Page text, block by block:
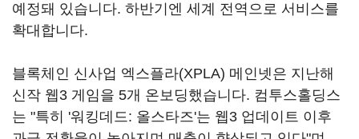
예정돼 있습니다. 하반기엔 세계 전역으로 서비스를
확대합니다.
블록체인 신사업 엑스플라(XPLA) 메인넷은 지난해
신작 웹3 게임을 5개 온보딩했습니다. 컴투스홀딩스
는 "특히 '워킹데드: 올스타즈'는 웹3 업데이트 이후